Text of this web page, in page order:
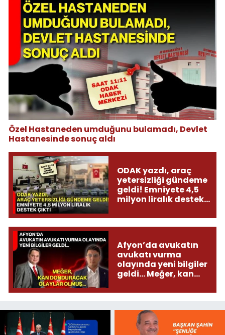
Özel Hastaneden umduğunu bulamadı, Devlet
Hastanesinde sonuç aldı
ODAK yazdı, araç
yetersizliği gündeme
geldi! Emniyete 4,5
milyon liralık destek
Afyon’da avukatın
avukatı vurma
olayında yeni bilgiler
geldi... Meğer, kan
olmuş...